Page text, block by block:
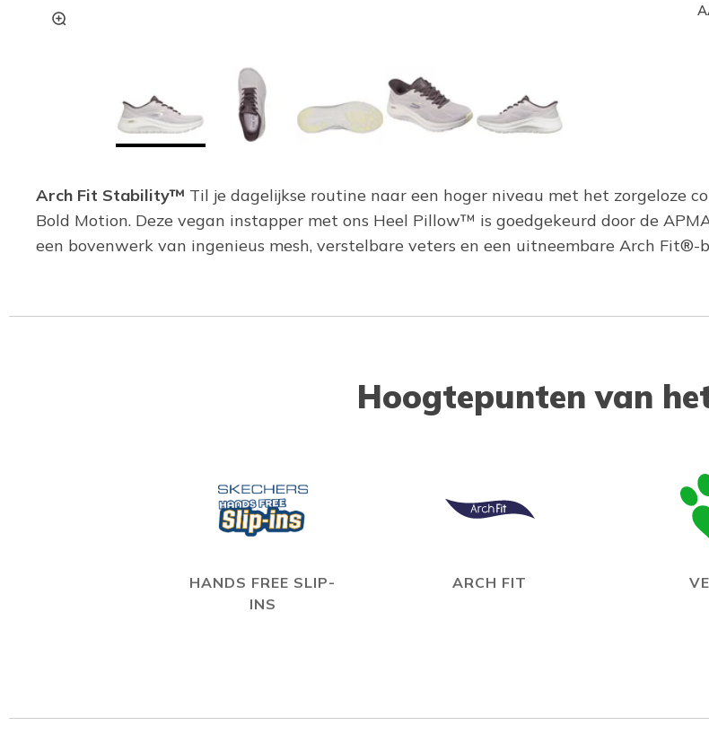
Arch Fit Stability™ Til je dagelijkse routine naar een hoger niveau met het zorgeloze
Bold Motion. Deze vegan instapper met ons Heel Pillow™ is goedgekeurd door de
een bovenwerk van ingenieus mesh, verstelbare veters en een uitneembare Arch Fit®-
Hoogtepunten van
HANDS FREE SLIP-
INS
ARCH FIT